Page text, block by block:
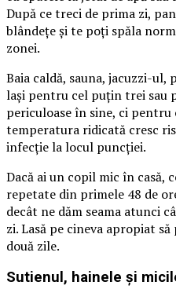
După ce treci de prima zi,
blândețe și te poți spăla
zonei.
Baia caldă, sauna, jacuzzi-
lași pentru cel puțin trei sau
periculoase în sine, ci
temperatura ridicată cresc
infecție la locul puncției.
Dacă ai un copil mic în
repetate din primele 48 de
decât ne dăm seama atunci
zi. Lasă pe cineva apropiat
două zile.
Sutienul, hainele și